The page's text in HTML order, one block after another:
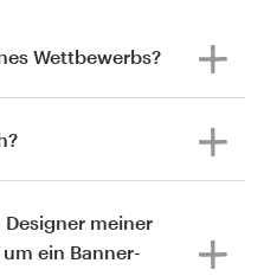
Wettbewerbs?
meiner
ein Banner-